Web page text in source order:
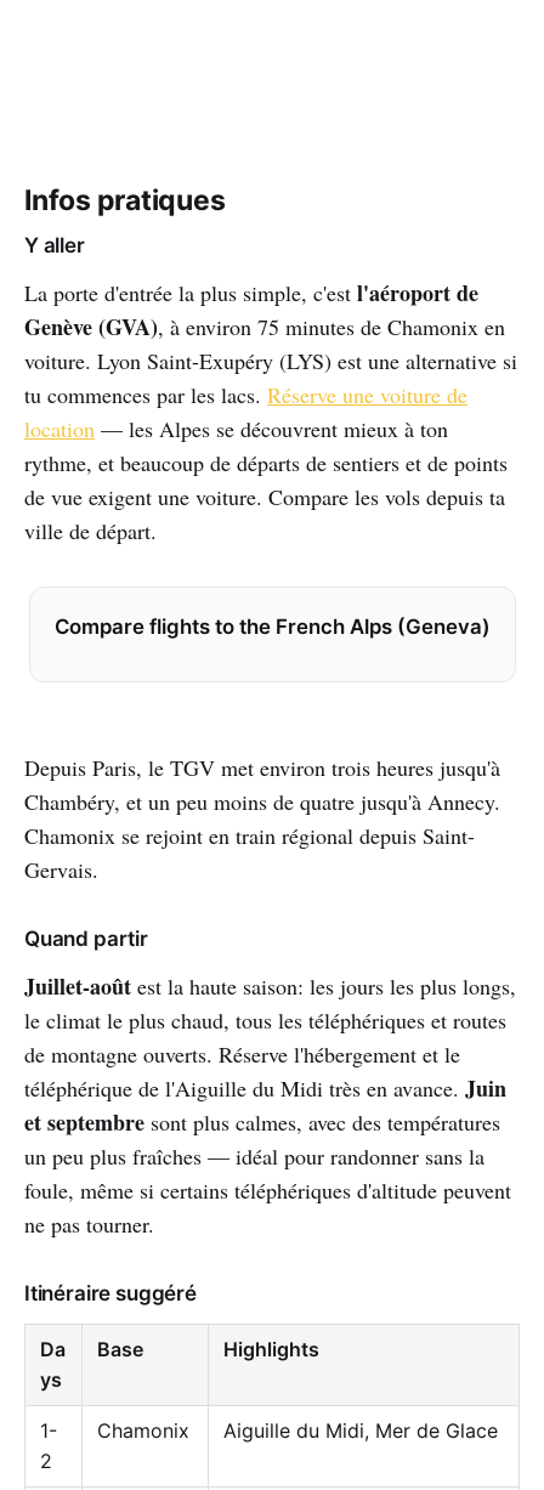
Infos pratiques
Y aller
La porte d'entrée la plus simple, c'est l'aéroport de
Genève (GVA), à environ 75 minutes de Chamonix en
voiture. Lyon Saint-Exupéry (LYS) est une alternative si
tu commences par les lacs. Réserve une voiture de
location — les Alpes se découvrent mieux à ton
rythme, et beaucoup de départs de sentiers et de points
de vue exigent une voiture. Compare les vols depuis ta
ville de départ.
Compare flights to the French Alps (Geneva)
Depuis Paris, le TGV met environ trois heures jusqu'à
Chambéry, et un peu moins de quatre jusqu'à Annecy.
Chamonix se rejoint en train régional depuis Saint-
Gervais.
Quand partir
Juillet-août est la haute saison: les jours les plus longs,
le climat le plus chaud, tous les téléphériques et routes
de montagne ouverts. Réserve l'hébergement et le
téléphérique de l'Aiguille du Midi très en avance. Juin
et septembre sont plus calmes, avec des températures
un peu plus fraîches — idéal pour randonner sans la
foule, même si certains téléphériques d'altitude peuvent
ne pas tourner.
Itinéraire suggéré
Da
ys
Base Highlights
1-
2
Chamonix Aiguille du Midi, Mer de Glace